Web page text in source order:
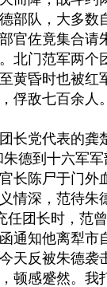
部队，大多数
官佐竟集合请
北门范军两个
黄昏时也被红
俘敌七百余人
长党代表的龚
德到十六军
长陈尸于门外
情深，范待朱
任团长时，范
通知他离犁市
天反被朱德袭
顿感蹙然。我